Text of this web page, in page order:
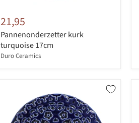
21,95
Pannenonderzetter kurk
turquoise 17cm
Duro Ceramics